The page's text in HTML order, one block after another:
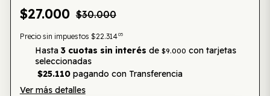
$27.000 $30.000
Precio sin impuestos $22.31405
Hasta 3 cuotas sin interés de $9.000 con tarjetas
seleccionadas
$25.110pagando con Transferencia
Ver más detalles